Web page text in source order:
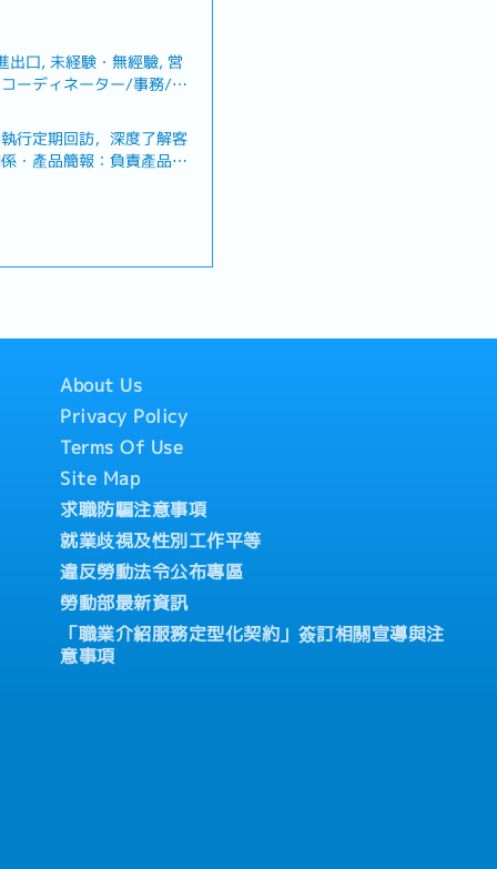
口, 未経験・無經驗, 営
ーディネーター/事務/受
ンダー/購買/物流・產品
行定期回訪，深度了解客
・產品簡報：負責產品說
產品核心價值・報價進度
具備CRM 系統使用經驗
社與在地市場的窗口，協
務口譯擔當：負責台日雙
中翻日）【魅力】・高水
考核評價（過往實績4～
終獎金）
生育津貼）
加NT$5,800、國外員工
About Us
Privacy Policy
Terms Of Use
Site Map
求職防騙注意事項
就業歧視及性別工作平等
違反勞動法令公布專區
勞動部最新資訊
「職業介紹服務定型化契約」簽訂相關宣導與注
意事項